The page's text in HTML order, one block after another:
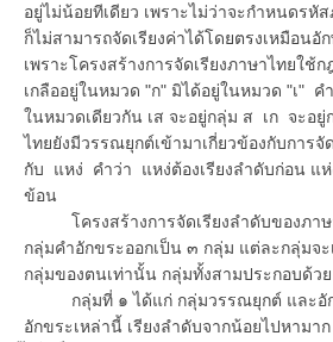
อยู่ไม่น้อยทีเดียว เพราะไม่ว่าจะกำหนดรหั
ก็ไม่สามารถจัดเรียงค่าได้โดยตรงเหมือน
เพราะโครงสร้างการจัดเรียงภาษาไทยใช้
เกลืออยู่ในหมวด "ก" มิได้อยู่ในหมวด "เ"
ในหมวดเดียวกัน เส จะอยู่กลุ่ม ส เก จะอ
ไทยยังมีวรรณยุกต์เข้ามาเกี่ยวข้องกับการ
กับ แหง่ คำว่า แหง่ต้องเรียงลำดับก่อน แ
ข้อน
โครงสร้างการจัดเรียงลำดับของภาษ
กลุ่มคำอักขระออกเป็น ๓ กลุ่ม แต่ละกลุ่มจ
กลุ่มของตนเท่านั้น กลุ่มทั้งสามประกอบด้วย
กลุ่มที่ ๑ ได้แก่ กลุ่มวรรณยุกต์ และอัก
อักขระเหล่านี้ เรียงลำดับจากน้อยไ